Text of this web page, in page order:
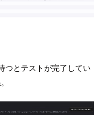
つとテストが完了してい